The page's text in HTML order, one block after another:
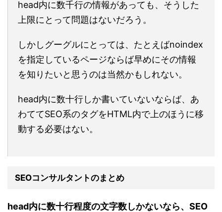
head内に数千行の情報があっても、そうした
上限にとって問題はないだろう。
しかしグーグルにとっては、たとえばnoindex
を指定しているページならば早めにその情報
を知りたいと思うのは当然かもしれない。
head内に数十行しか書いていないならば、あ
わててSEO系のタグをHTML内で上のほうに移
動する必要はない。
SEOコンサルタントのまとめ
head内に数十行程度の文字数しかないなら、SEO